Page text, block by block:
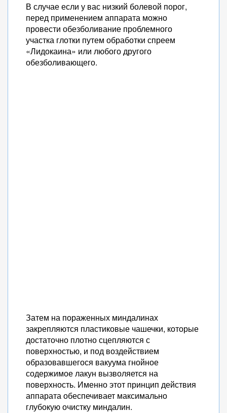
В случае если у вас низкий болевой порог,
перед применением аппарата можно
провести обезболивание проблемного
участка глотки путем обработки спреем
«Лидокаина» или любого другого
обезболивающего.
Затем на пораженных миндалинах
закрепляются пластиковые чашечки, которые
достаточно плотно сцепляются с
поверхностью, и под воздействием
образовавшегося вакуума гнойное
содержимое лакун вызволяется на
поверхность. Именно этот принцип действия
аппарата обеспечивает максимально
глубокую очистку миндалин.